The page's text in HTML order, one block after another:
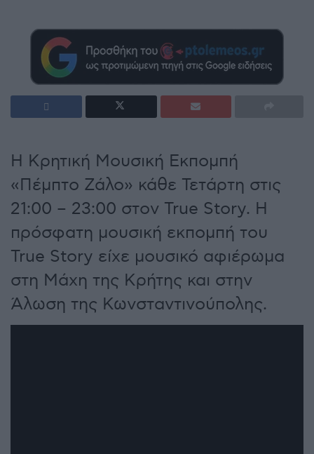
Η Κρητική Μουσική Εκπομπή
«Πέμπτο Ζάλο» κάθε Τετάρτη στις
21:00 – 23:00 στον True Story. Η
πρόσφατη μουσική εκπομπή του
True Story είχε μουσικό αφιέρωμα
στη Μάχη της Κρήτης και στην
Άλωση της Κωνσταντινούπολης.